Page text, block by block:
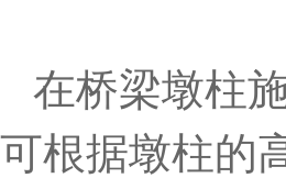
在桥梁墩柱
可根据墩柱的